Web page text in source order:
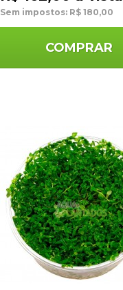
Sem impostos: R$ 180,00
COMPRAR